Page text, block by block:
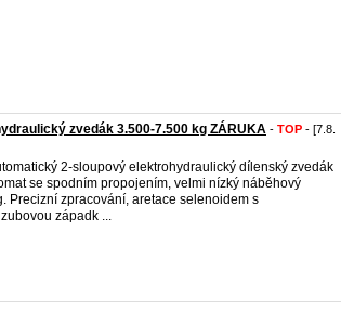
zvedák 3.500-7.500 kg ZÁRUKA - TOP - [7.8.
2-sloupový elektrohydraulický dílenský zvedák
se spodním propojením, velmi nízký náběhový
Precizní zpracování, aretace selenoidem s
západk ...